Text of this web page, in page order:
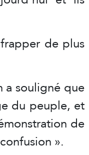
de plus
a souligné que
du peuple, et
de
».